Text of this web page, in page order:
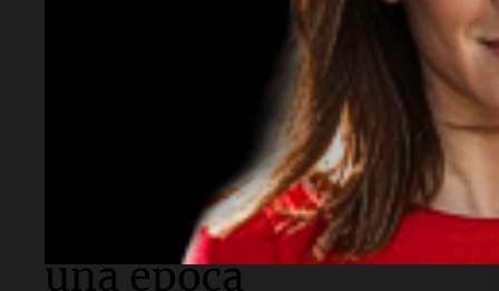
Murió Leandro Rud a
los 51 años: la
historia del
representante de
modelos que marcó
una época